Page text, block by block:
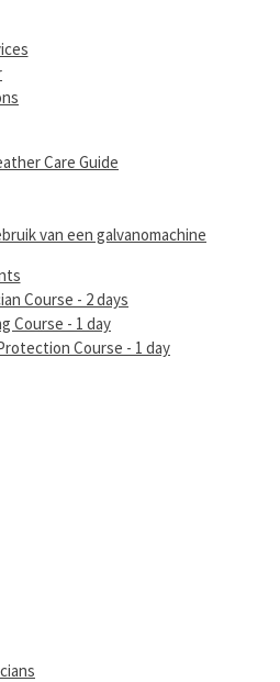
Care Guide
van een galvanomachine
Course - 2 days
Course - 1 day
Course - 1 day